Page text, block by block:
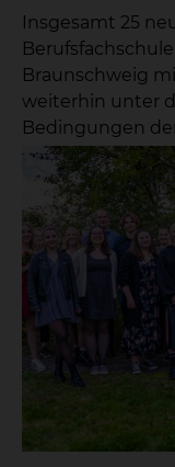
Insgesamt 25
Braunschweig
weiterhin unter
Bedingungen